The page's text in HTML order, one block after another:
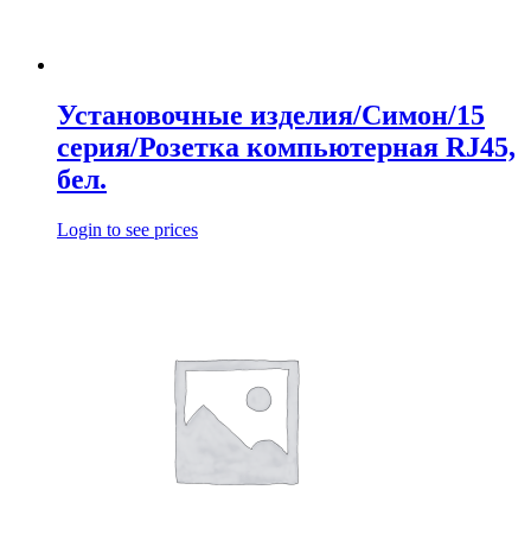
Установочные изделия/Симон/15
серия/Розетка компьютерная RJ45,
бел.
Login to see prices